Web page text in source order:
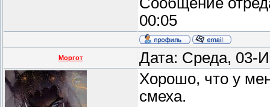
00:05
Моргот Дата: Среда, 03-
Хорошо, что у
смеха.